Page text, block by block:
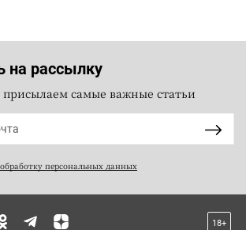
на рассылку
самые важные статьи
обработку персональных данных
18+